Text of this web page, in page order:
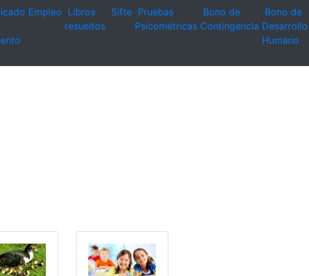
Empleo Libros
resueltos
Sifte Pruebas
Psicométricas
Bono de
Contingencia
Bono de
Desarrollo
Humano